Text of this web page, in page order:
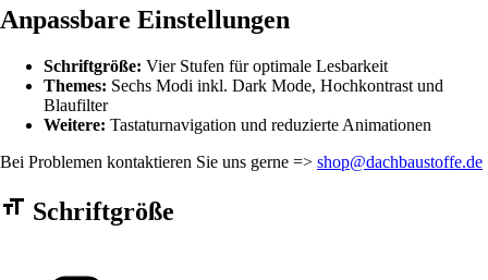
Anpassbare Einstellungen
Schriftgröße: Vier Stufen für optimale Lesbarkeit
Themes: Sechs Modi inkl. Dark Mode, Hochkontrast und
Blaufilter
Weitere: Tastaturnavigation und reduzierte Animationen
Bei Problemen kontaktieren Sie uns gerne => shop@dachbaustoffe.de
Barrierefreiheit Einstellungen Formular
Schriftgröße